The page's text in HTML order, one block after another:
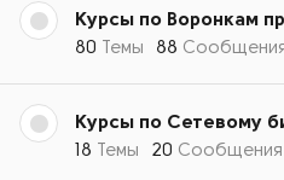
Курсы по Воронкам
80 Темы 88
Курсы по Сетевому
18 Темы 20 Сообщения